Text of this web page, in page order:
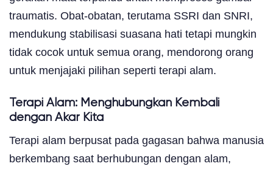
traumatis. Obat-obatan, terutama SSRI dan SNRI,
mendukung stabilisasi suasana hati tetapi mungkin
tidak cocok untuk semua orang, mendorong orang
untuk menjajaki pilihan seperti terapi alam.
Terapi Alam: Menghubungkan Kembali
dengan Akar Kita
Terapi alam berpusat pada gagasan bahwa manusia
berkembang saat berhubungan dengan alam,